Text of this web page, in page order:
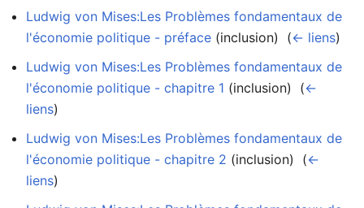
Ludwig von Mises:Les Problèmes fondamentaux de
l'économie politique - préface (inclusion) ‎ (← liens)
Ludwig von Mises:Les Problèmes fondamentaux de
l'économie politique - chapitre 1 (inclusion) ‎ (←
liens)
Ludwig von Mises:Les Problèmes fondamentaux de
l'économie politique - chapitre 2 (inclusion) ‎ (←
liens)